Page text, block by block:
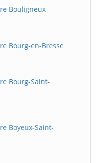
Bouligneux
Bourg-en-Bresse
Bourg-Saint-
Boyeux-Saint-